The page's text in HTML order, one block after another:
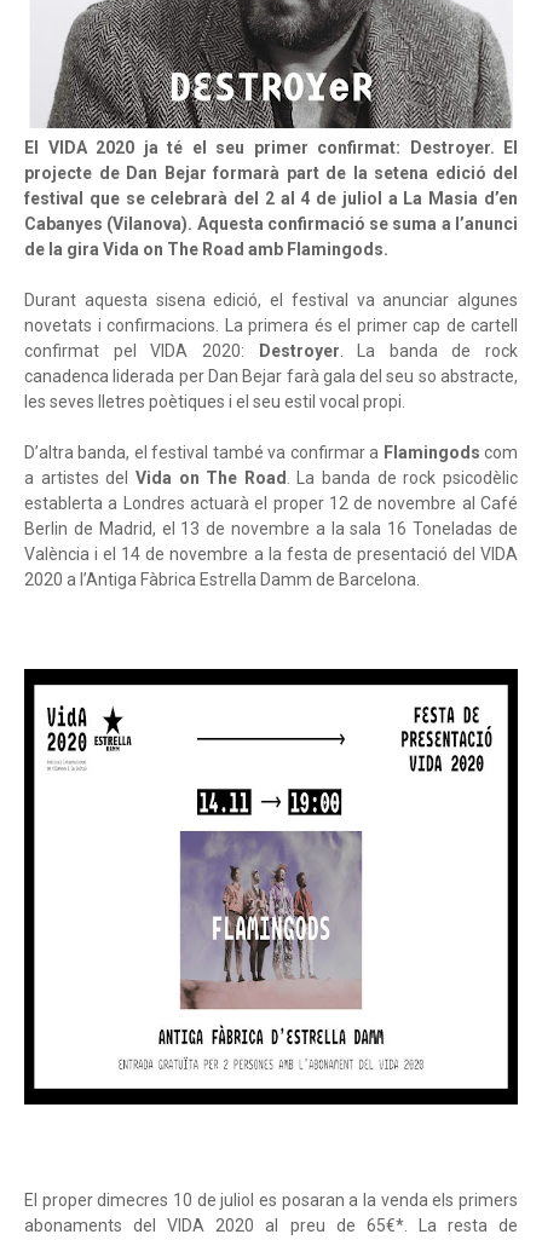
El VIDA 2020 ja té el seu primer confirmat: Destroyer. El
projecte de Dan Bejar formarà part de la setena edició del
festival que se celebrarà del 2 al 4 de juliol a La Masia d’en
Cabanyes (Vilanova). Aquesta confirmació se suma a l’anunci
de la gira Vida on The Road amb Flamingods.
Durant aquesta sisena edició, el festival va anunciar algunes
novetats i confirmacions. La primera és el primer cap de cartell
confirmat pel VIDA 2020:
Destroyer. La banda de rock
canadenca liderada per Dan Bejar farà gala del seu so abstracte,
les seves lletres poètiques i el seu estil vocal propi.
D’altra banda, el festival també va confirmar a Flamingods com
a artistes del Vida on The Road . La banda de rock psicodèlic
establerta a Londres actuarà el proper 12 de novembre al Café
Berlin de Madrid, el 13 de novembre a la sala 16 Toneladas de
València i el 14 de novembre a la festa de presentació del VIDA
2020 a l’Antiga Fàbrica Estrella Damm de Barcelona.
El proper dimecres 10 de juliol es posaran a la venda els primers
abonaments del VIDA 2020 al preu de 65€*. La resta de